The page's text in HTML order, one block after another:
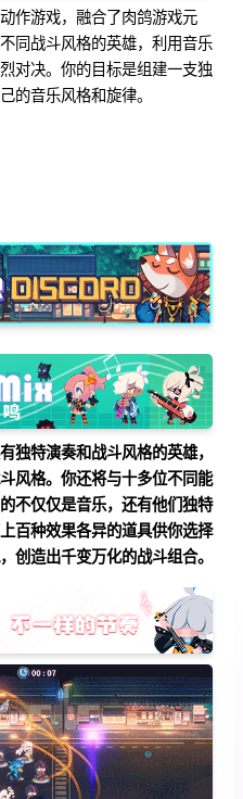
作游戏，融合了肉鸽游戏元
同战斗风格的英雄，利用音乐
对决。你的目标是组建一支独
的音乐风格和旋律。
独特演奏和战斗风格的英雄，
风格。你还将与十多位不同能
不仅仅是音乐，还有他们独特
百种效果各异的道具供你选择
创造出千变万化的战斗组合。